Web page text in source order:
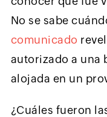
No se sabe
comunicado
autorizado a una
alojada en un
¿Cuáles fueron